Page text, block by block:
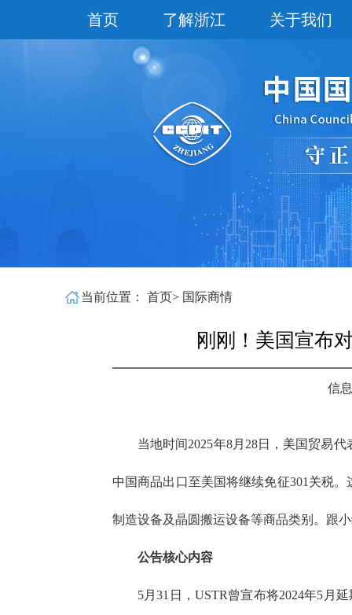
首页 了解浙江 关于我们
当前位置： 首页> 国际商情
刚刚！美国宣布
信
当地时间2025年8月28日，美国贸易
中国商品出口至美国将继续免征301关税
制造设备及晶圆搬运设备等商品类别。跟
公告核心内容
5月31日，USTR曾宣布将2024年5月